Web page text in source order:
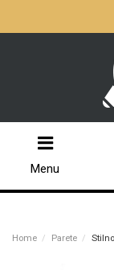
Menu
Home Parete